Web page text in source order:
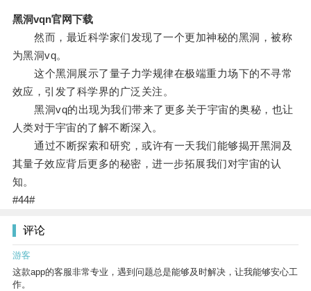
黑洞vqn官网下载
然而，最近科学家们发现了一个更加神秘的黑洞，被称
为黑洞vq。
这个黑洞展示了量子力学规律在极端重力场下的不寻常
效应，引发了科学界的广泛关注。
黑洞vq的出现为我们带来了更多关于宇宙的奥秘，也让
人类对于宇宙的了解不断深入。
通过不断探索和研究，或许有一天我们能够揭开黑洞及
其量子效应背后更多的秘密，进一步拓展我们对宇宙的认
知。
#44#
评论
游客
这款app的客服非常专业，遇到问题总是能够及时解决，让我能够安心工
作。